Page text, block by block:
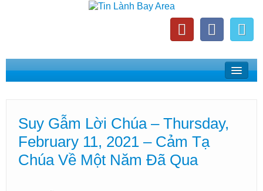
Home
Phát Thanh Tin Lành Bay Area
Các Hội Thánh Bắc California
Suy Gẫm Lời Chúa – Thursday,
February 11, 2021 – Cảm Tạ
Chúa Về Một Năm Đã Qua